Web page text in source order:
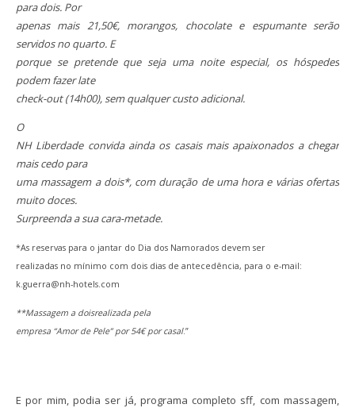
para dois. Por
apenas mais 21,50€, morangos, chocolate e espumante serão
servidos no quarto. E
porque se pretende que seja uma noite especial, os hóspedes
podem fazer late
check-out (14h00), sem qualquer custo adicional.
O
NH Liberdade convida ainda os casais mais apaixonados a chegar
mais cedo para
uma massagem a dois*, com duração de uma hora e várias ofertas
muito doces.
Surpreenda a sua cara-metade.
*As reservas para o jantar do Dia dos Namorados devem ser
realizadas no mínimo com dois dias de antecedência, para o e-mail:
k.guerra@nh-hotels.com
**Massagem a doisrealizada pela
empresa “Amor de Pele” por 54€ por casal.”
E por mim, podia ser já, programa completo sff, com massagem,